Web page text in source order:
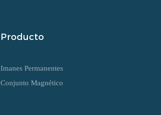
Producto
Imanes Permanentes
Conjunto Magnético